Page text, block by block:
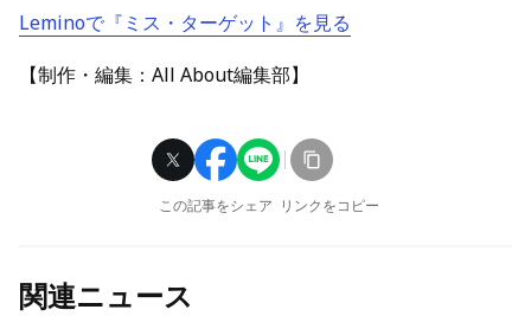
Leminoで『ミス・ターゲット』を見る
【制作・編集：All About編集部】
この記事をシェア リンクをコピー
関連ニュース